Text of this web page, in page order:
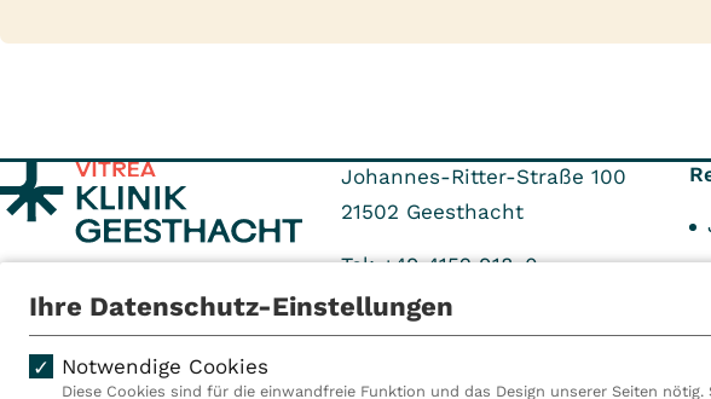
Johannes-Ritter-Straße 100
21502 Geesthacht
Tel: +49 4152 918-0
Fax: +49 4152 918-298
Ihre Datenschutz-Einstellungen
Notwendige Cookies
Diese Cookies sind für die einwandfreie Funktion und das Design unserer Seiten nötig.